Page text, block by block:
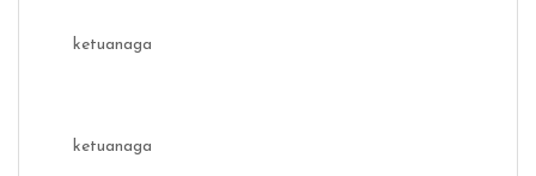
ketuanaga
ketuanaga